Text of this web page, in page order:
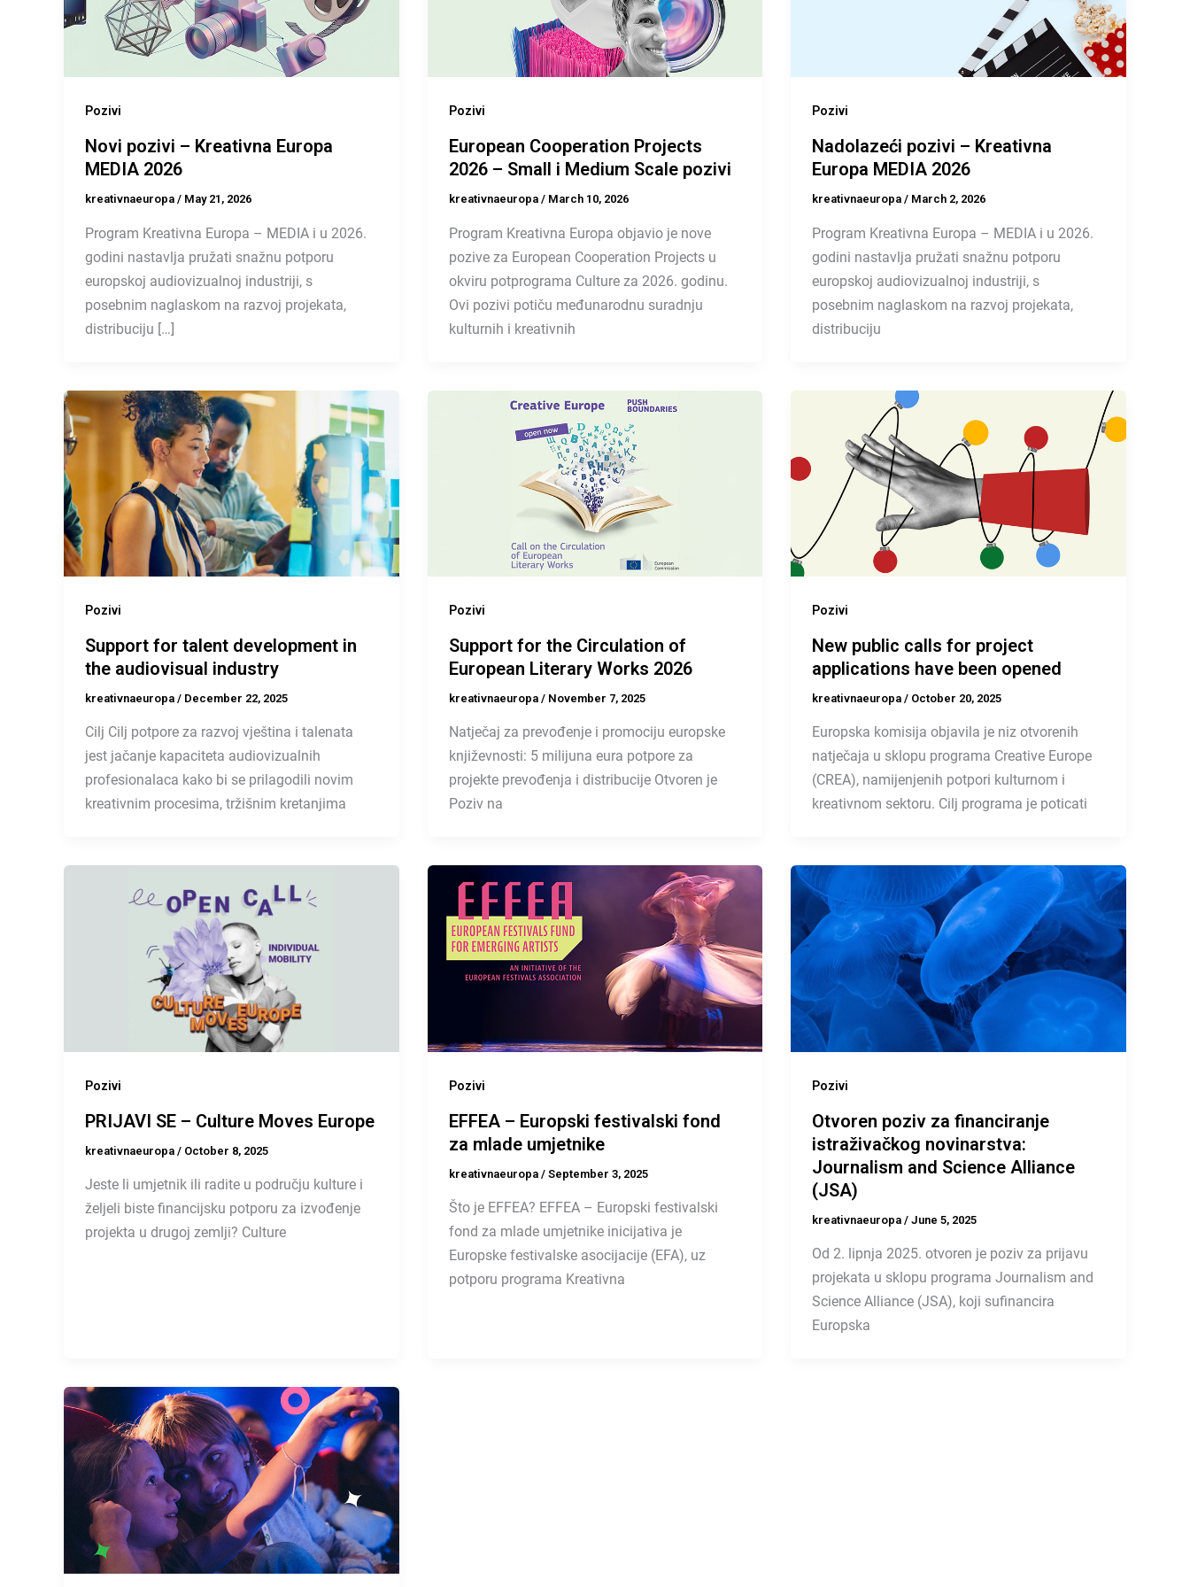
Pozivi
Novi pozivi – Kreativna Europa
MEDIA 2026
kreativnaeuropa / May 21, 2026
Program Kreativna Europa – MEDIA i u 2026.
godini nastavlja pružati snažnu potporu
europskoj audiovizualnoj industriji, s
posebnim naglaskom na razvoj projekata,
distribuciju […]
Pozivi
European Cooperation Projects
2026 – Small i Medium Scale pozivi
kreativnaeuropa / March 10, 2026
Program Kreativna Europa objavio je nove
pozive za European Cooperation Projects u
okviru potprograma Culture za 2026. godinu.
Ovi pozivi potiču međunarodnu suradnju
kulturnih i kreativnih
Pozivi
Nadolazeći pozivi – Kreativna
Europa MEDIA 2026
kreativnaeuropa/ March 2, 2026
Program Kreativna Europa – MEDIA i u 2026.
godini nastavlja pružati snažnu potporu
europskoj audiovizualnoj industriji, s
posebnim naglaskom na razvoj projekata,
distribuciju
Pozivi
Support for talent development in
the audiovisual industry
kreativnaeuropa / December 22, 2025
Cilj Cilj potpore za razvoj vještina i talenata
jest jačanje kapaciteta audiovizualnih
profesionalaca kako bi se prilagodili novim
kreativnim procesima, tržišnim kretanjima
Pozivi
Support for the Circulation of
European Literary Works 2026
kreativnaeuropa / November 7, 2025
Natječaj za prevođenje i promociju europske
književnosti: 5 milijuna eura potpore za
projekte prevođenja i distribucije Otvoren je
Poziv na
Pozivi
New public calls for project
applications have been opened
kreativnaeuropa/ October 20, 2025
Europska komisija objavila je niz otvorenih
natječaja u sklopu programa Creative Europe
(CREA), namijenjenih potpori kulturnom i
kreativnom sektoru. Cilj programa je poticati
Pozivi
PRIJAVI SE – Culture Moves Europe
kreativnaeuropa / October 8, 2025
Jeste li umjetnik ili radite u području kulture i
željeli biste financijsku potporu za izvođenje
projekta u drugoj zemlji? Culture
Pozivi
EFFEA – Europski festivalski fond
za mlade umjetnike
kreativnaeuropa / September 3, 2025
Što je EFFEA? EFFEA – Europski festivalski
fond za mlade umjetnike inicijativa je
Europske festivalske asocijacije (EFA), uz
potporu programa Kreativna
Pozivi
Otvoren poziv za financiranje
istraživačkog novinarstva:
Journalism and Science Alliance
(JSA)
kreativnaeuropa/June 5, 2025
Od 2. lipnja 2025. otvoren je poziv za prijavu
projekata u sklopu programa Journalism and
Science Alliance (JSA), koji sufinancira
Europska